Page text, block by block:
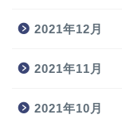
2021年12月
2021年11月
2021年10月